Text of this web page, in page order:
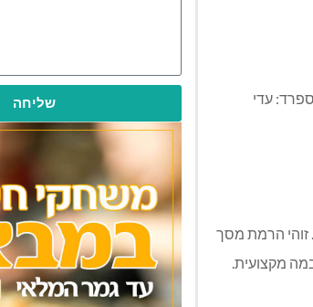
ספרד: עדי
זוהי הרמת מסך
מקצועית.
שליחה